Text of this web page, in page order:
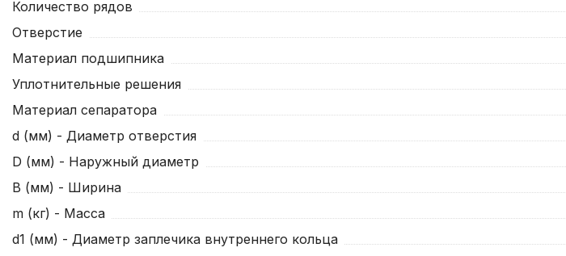
Количество рядов
Отверстие
Материал подшипника
Уплотнительные решения
Материал сепаратора
d (мм) - Диаметр отверстия
D (мм) - Наружный диаметр
B (мм) - Ширина
m (кг) - Масса
d1 (мм) - Диаметр заплечика внутреннего кольца